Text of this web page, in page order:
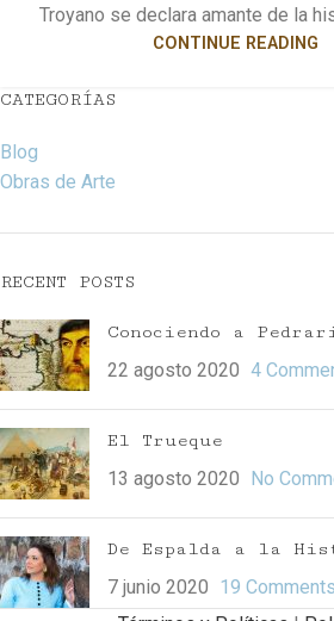
Troyano se declara amante de la
CONTINUE READING
CATEGORÍAS
Blog
Obras de Arte
RECENT POSTS
Conociendo a
22 agosto 2020 4
El Trueque
13 agosto 2020 No
De Espalda a la
7 junio 2020 19 Comments